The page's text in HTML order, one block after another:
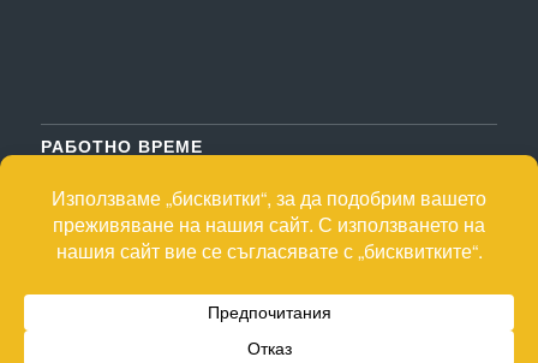
РАБОТНО ВРЕМЕ
Пон.-Пет: 8:00-17:00